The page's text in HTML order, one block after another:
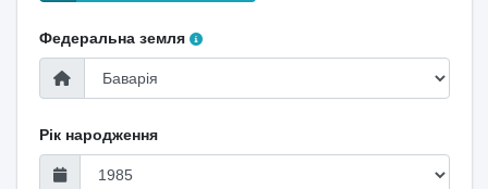
Федеральна земля
Рік народження